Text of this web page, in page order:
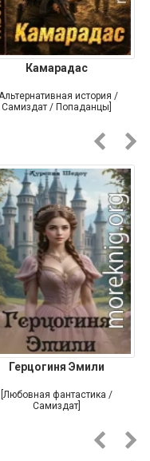
Камарадас
[Альтернативная история /
Самиздат / Попаданцы]
Герцогиня Эмили
[Любовная фантастика /
Самиздат]